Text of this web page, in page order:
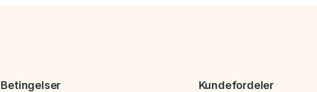
Betingelser Kundefordeler